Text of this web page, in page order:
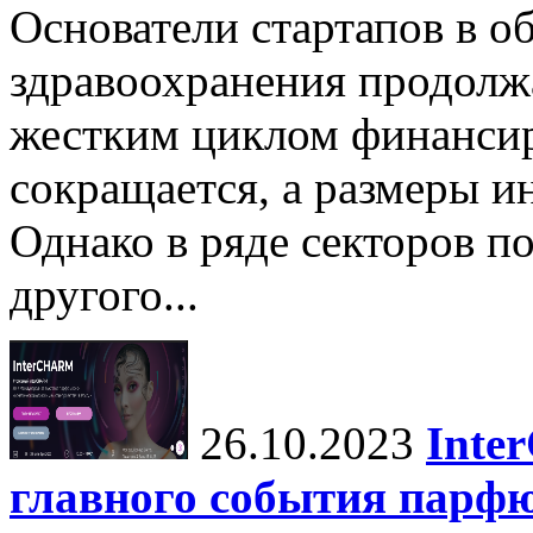
Основатели стартапов в
здравоохранения
жестким циклом
сокращается, а размеры
Однако в ряде секторов
другого...
26.10.2023
главного события